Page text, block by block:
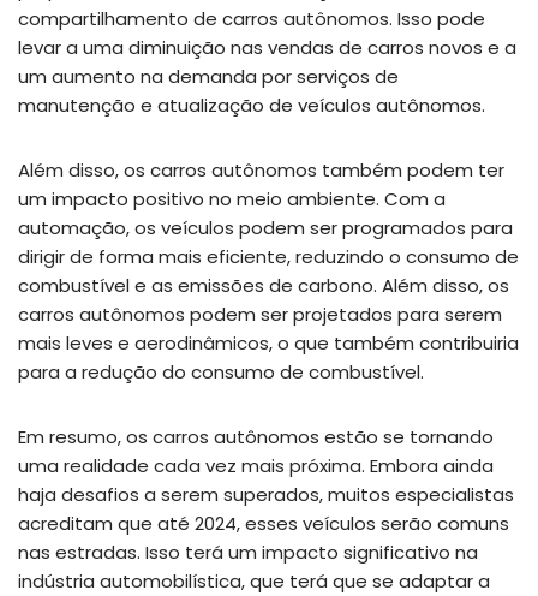
compartilhamento de carros autônomos. Isso pode
levar a uma diminuição nas vendas de carros novos e a
um aumento na demanda por serviços de
manutenção e atualização de veículos autônomos.
Além disso, os carros autônomos também podem ter
um impacto positivo no meio ambiente. Com a
automação, os veículos podem ser programados para
dirigir de forma mais eficiente, reduzindo o consumo de
combustível e as emissões de carbono. Além disso, os
carros autônomos podem ser projetados para serem
mais leves e aerodinâmicos, o que também contribuiria
para a redução do consumo de combustível.
Em resumo, os carros autônomos estão se tornando
uma realidade cada vez mais próxima. Embora ainda
haja desafios a serem superados, muitos especialistas
acreditam que até 2024, esses veículos serão comuns
nas estradas. Isso terá um impacto significativo na
indústria automobilística, que terá que se adaptar a